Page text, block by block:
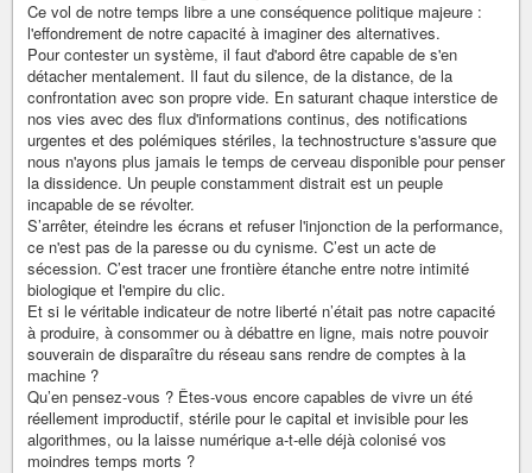
Ce vol de notre temps libre a une conséquence politique majeure :
l'effondrement de notre capacité à imaginer des alternatives.
Pour contester un système, il faut d'abord être capable de s'en
détacher mentalement. Il faut du silence, de la distance, de la
confrontation avec son propre vide. En saturant chaque interstice de
nos vies avec des flux d'informations continus, des notifications
urgentes et des polémiques stériles, la technostructure s'assure que
nous n'ayons plus jamais le temps de cerveau disponible pour penser
la dissidence. Un peuple constamment distrait est un peuple
incapable de se révolter.
S’arrêter, éteindre les écrans et refuser l'injonction de la performance,
ce n'est pas de la paresse ou du cynisme. C’est un acte de
sécession. C’est tracer une frontière étanche entre notre intimité
biologique et l'empire du clic.
Et si le véritable indicateur de notre liberté n’était pas notre capacité
à produire, à consommer ou à débattre en ligne, mais notre pouvoir
souverain de disparaître du réseau sans rendre de comptes à la
machine ?
Qu’en pensez-vous ? Êtes-vous encore capables de vivre un été
réellement improductif, stérile pour le capital et invisible pour les
algorithmes, ou la laisse numérique a-t-elle déjà colonisé vos
moindres temps morts ?